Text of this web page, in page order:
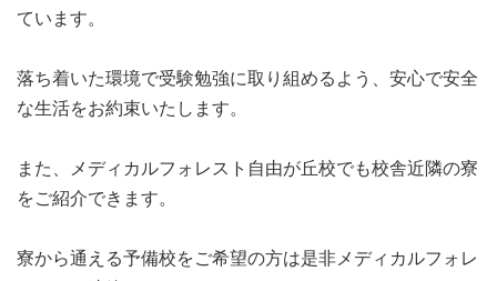
ています。
落ち着いた環境で受験勉強に取り組めるよう、安心で安全
な生活をお約束いたします。
また、メディカルフォレスト自由が丘校でも校舎近隣の寮
をご紹介できます。
寮から通える予備校をご希望の方は是非メディカルフォレ